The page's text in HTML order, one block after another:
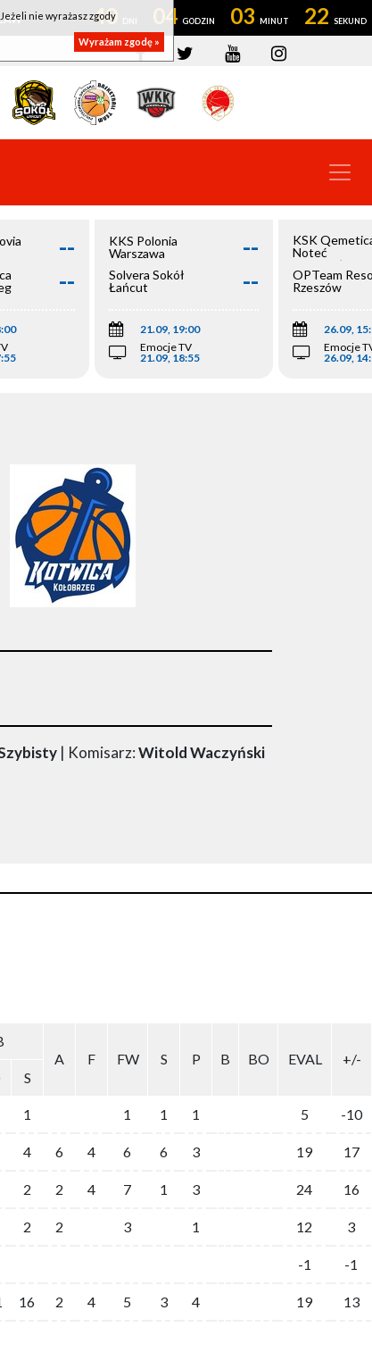
40 04 03 22
--
--
KKS Polonia
Warszawa
--
Solvera Sokół
Łańcut
--
21.09, 19:00
Emocje TV
21.09, 18:55
KSK
Noteć
Inowrocław
OPTeam
Rzeszów
26.09,
Emocje
26.09,
| Komisarz:Witold Waczyński
A
F FW S P B BO EVAL
+/-
S
1 1 1 1 5 -10
4 6 4 6 6 3 19 17
2 2 4 7 1 3 24 16
2 2 3 1 12 3
-1 -1
16 2 4 5 3 4 19 13
nie wyrażasz zgody
Wyrażam zgodę »